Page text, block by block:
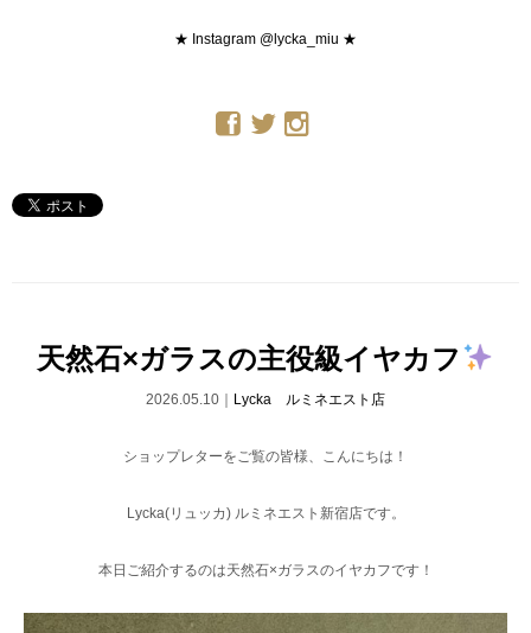
★ Instagram @lycka_miu ★
天然石×ガラスの主役級イヤカフ
2026.05.10｜ Lycka ルミネエスト店
ショップレターをご覧の皆様、こんにちは！
Lycka(リュッカ) ルミネエスト新宿店です。
本日ご紹介するのは天然石×ガラスのイヤカフです！